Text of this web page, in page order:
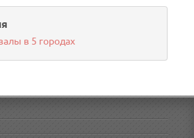
в 5 городах